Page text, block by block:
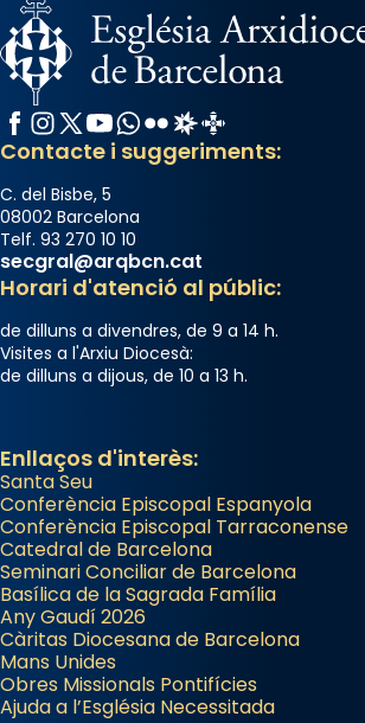
Facebook
Instagram
X / Twitter
YouTube
WhatsApp
FlickrRadio Estel
Catalunya
Contacte i suggeriments:
C. del Bisbe, 5
08002 Barcelona
Telf. 93 270 10 10
secgral@arqbcn.cat
Horari d'atenció al públic:
de dilluns a divendres, de 9 a 14 h.
Visites a l'Arxiu Diocesà:
de dilluns a dijous, de 10 a 13 h.
Enllaços d'interès:
Santa Seu
Conferència Episcopal Espanyola
Conferència Episcopal Tarraconense
Catedral de Barcelona
Seminari Conciliar de Barcelona
Basílica de la Sagrada Família
Any Gaudí 2026
Càritas Diocesana de Barcelona
Mans Unides
Obres Missionals Pontifícies
Ajuda a l’Església Necessitada